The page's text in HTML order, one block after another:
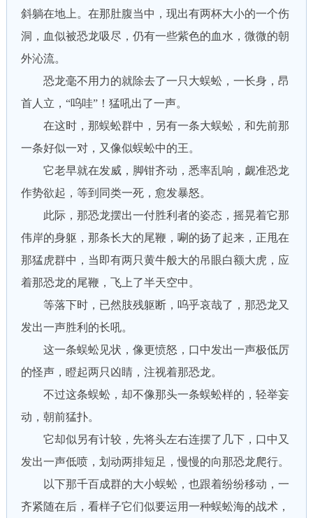
斜躺在地上。在那肚腹当中，现出有两杯大小的一个伤
洞，血似被恐龙吸尽，仍有一些紫色的血水，微微的朝
外沁流。
恐龙毫不用力的就除去了一只大蜈蚣，一长身，昂
首人立，“呜哇”！猛吼出了一声。
在这时，那蜈蚣群中，另有一条大蜈蚣，和先前那
一条好似一对，又像似蜈蚣中的王。
它老早就在发威，脚钳齐动，悉率乱响，觑准恐龙
作势欲起，等到同类一死，愈发暴怒。
此际，那恐龙摆出一付胜利者的姿态，摇晃着它那
伟岸的身躯，那条长大的尾鞭，唰的扬了起来，正甩在
那猛虎群中，当即有两只黄牛般大的吊眼白额大虎，应
着那恐龙的尾鞭，飞上了半天空中。
等落下时，已然肢残躯断，呜乎哀哉了，那恐龙又
发出一声胜利的长吼。
这一条蜈蚣见状，像更愤怒，口中发出一声极低厉
的怪声，瞪起两只凶睛，注视着那恐龙。
不过这条蜈蚣，却不像那头一条蜈蚣样的，轻举妄
动，朝前猛扑。
它却似另有计较，先将头左右连摆了几下，口中又
发出一声低喷，划动两排短足，慢慢的向那恐龙爬行。
以下那千百成群的大小蜈蚣，也跟着纷纷移动，一
齐紧随在后，看样子它们似要运用一种蜈蚣海的战术，